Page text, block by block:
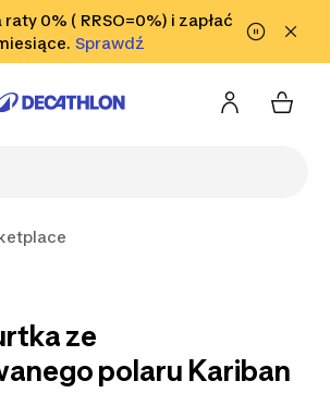
Przejdź do treści
Przejdź
0% ( RRSO=0%) i zapłać
SprawdźSprawdź
Sprawdź
ze
polaru Kariban